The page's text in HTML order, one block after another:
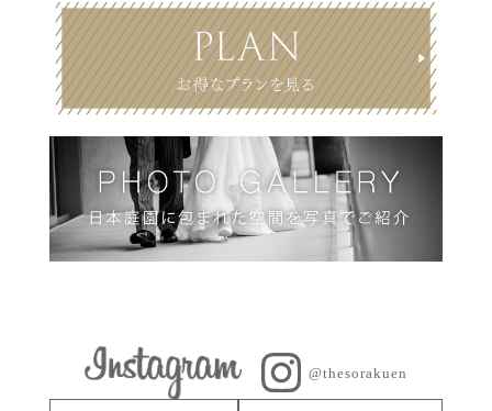
@thesorakuen